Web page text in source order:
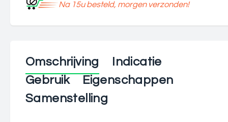
Na 15u besteld, morgen verzonden!
Omschrijving
Indicatie
Gebruik
Eigenschappen
Samenstelling